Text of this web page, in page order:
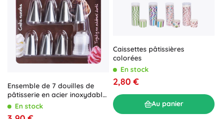
Ensemble de 7 douilles de
pâtisserie en acier inoxydable
pour gâteaux
En stock
Caissettes pâtissières
colorées
En stock
2,80 €
Au panier